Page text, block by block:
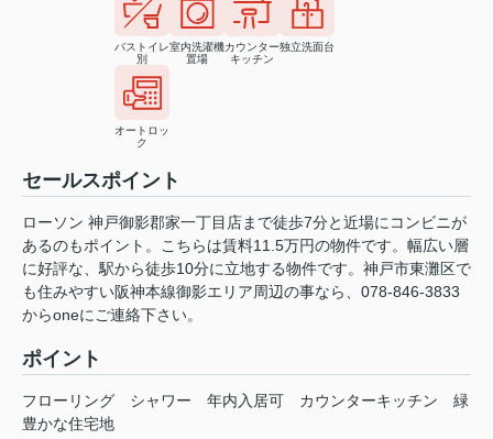
バストイレ
別
室内洗濯機
置場
カウンター
キッチン
独立洗面台
オートロッ
ク
セールスポイント
ローソン 神戸御影郡家一丁目店まで徒歩7分と近場にコンビニが
あるのもポイント。こちらは賃料11.5万円の物件です。幅広い層
に好評な、駅から徒歩10分に立地する物件です。神戸市東灘区で
も住みやすい阪神本線御影エリア周辺の事なら、078-846-3833
からoneにご連絡下さい。
ポイント
フローリング シャワー 年内入居可 カウンターキッチン
緑
豊かな住宅地